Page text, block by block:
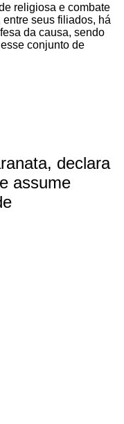
religiosa e combate
seus filiados, há
da causa, sendo
conjunto de
declara
assume